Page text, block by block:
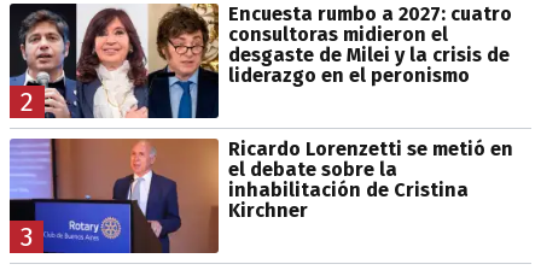
2
Encuesta rumbo a 2027: cuatro
consultoras midieron el
desgaste de Milei y la crisis de
liderazgo en el peronismo
3
Ricardo Lorenzetti se metió en
el debate sobre la
inhabilitación de Cristina
Kirchner